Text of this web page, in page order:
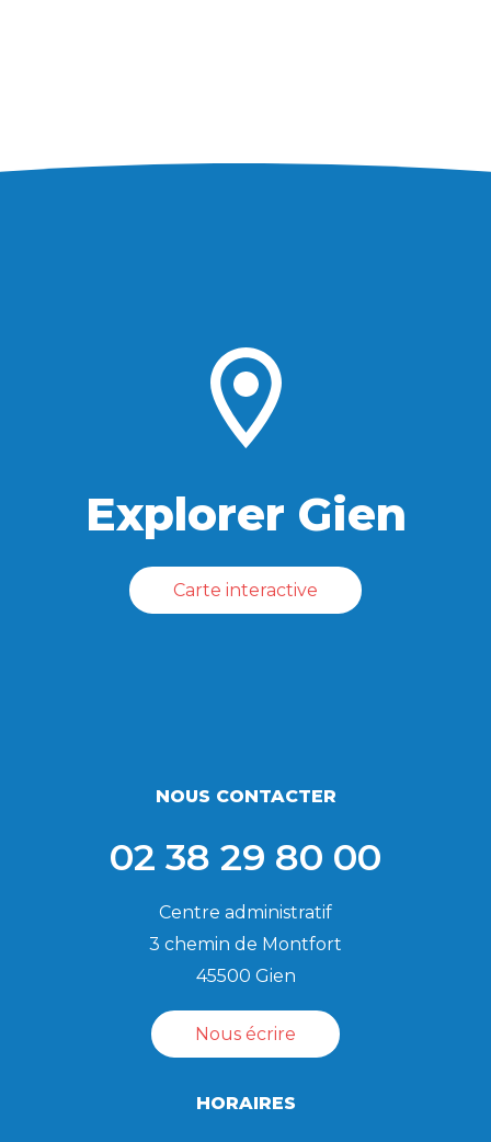
Explorer Gien
Carte interactive
NOUS CONTACTER
02 38 29 80 00
Centre administratif
3 chemin de Montfort
45500 Gien
Nous écrire
HORAIRES